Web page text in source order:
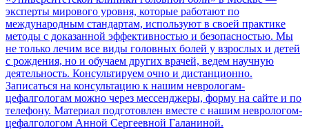
эксперты мирового уровня, которые работают по
международным стандартам, используют в своей практике
методы с доказанной эффективностью и безопасностью. Мы
не только лечим все виды головных болей у взрослых и детей
с рождения, но и обучаем других врачей, ведем научную
деятельность. Консультируем очно и дистанционно.
Записаться на консультацию к нашим неврологам-
цефалгологам можно через мессенджеры, форму на сайте и по
телефону. Материал подготовлен вместе с нашим неврологом-
цефалгологом Анной Сергеевной Галаниной.